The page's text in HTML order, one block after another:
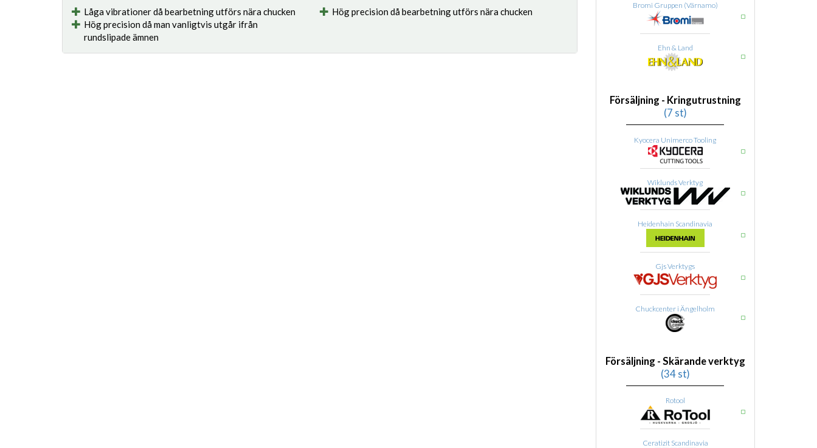
Låga vibrationer då bearbetning utförs nära chucken
Hög precision då bearbetning utförs nära chucken
Hög precision då man vanligtvis utgår ifrån
rundslipade ämnen
Bromi Gruppen (Värnamo)
Ehn & Land
Försäljning - Kringutrustning
(7 st)
Kyocera Unimerco Tooling
Wiklunds Verktyg
Heidenhain Scandinavia
Gjs Verktygs
Chuckcenter i Ängelholm
Försäljning - Skärande verktyg
(34 st)
Rotool
Ceratizit Scandinavia